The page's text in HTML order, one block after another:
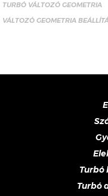
TURBÓ VÁLTOZÓ GEOMETRIA
VÁLTOZÓ GEOMETRIA
Turbó
Turbó